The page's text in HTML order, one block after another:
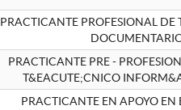
PRACTICANTE PROFESIONAL DE
PRACTICANTE PRE -
T&EACUTE;CNICO
PRACTICANTE EN APOYO EN